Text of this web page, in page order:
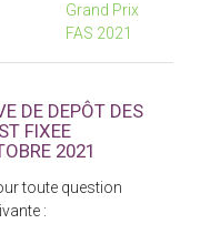
Grand Prix
FAS 2021
DE DEPÔT DES
FIXEE
2021
toute question
: